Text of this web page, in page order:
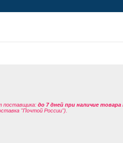
поставщика: до 7 дней при наличие
"Почтой России").